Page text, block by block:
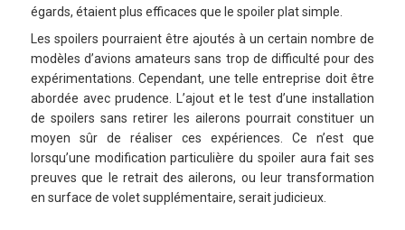
égards, étaient plus efficaces que le spoiler plat simple.
Les spoilers pourraient être ajoutés à un certain nombre de
modèles d’avions amateurs sans trop de difficulté pour des
expérimentations. Cependant, une telle entreprise doit être
abordée avec prudence. L’ajout et le test d’une installation
de spoilers sans retirer les ailerons pourrait constituer un
moyen sûr de réaliser ces expériences. Ce n’est que
lorsqu’une modification particulière du spoiler aura fait ses
preuves que le retrait des ailerons, ou leur transformation
en surface de volet supplémentaire, serait judicieux.